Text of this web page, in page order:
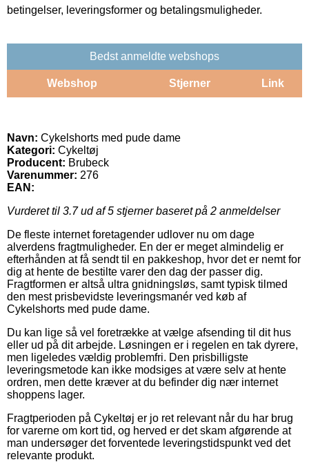
betingelser, leveringsformer og betalingsmuligheder.
Bedst anmeldte webshops
Webshop Stjerner Link
Navn: Cykelshorts med pude dame
Kategori: Cykeltøj
Producent: Brubeck
Varenummer: 276
EAN:
Vurderet til 3.7ud af 5 stjerner baseret på 2 anmeldelser
De fleste internet foretagender udlover nu om dage
alverdens fragtmuligheder. En der er meget almindelig er
efterhånden at få sendt til en pakkeshop, hvor det er nemt for
dig at hente de bestilte varer den dag der passer dig.
Fragtformen er altså ultra gnidningsløs, samt typisk tilmed
den mest prisbevidste leveringsmanér ved køb af
Cykelshorts med pude dame.
Du kan lige så vel foretrække at vælge afsending til dit hus
eller ud på dit arbejde. Løsningen er i regelen en tak dyrere,
men ligeledes vældig problemfri. Den prisbilligste
leveringsmetode kan ikke modsiges at være selv at hente
ordren, men dette kræver at du befinder dig nær internet
shoppens lager.
Fragtperioden på Cykeltøj er jo ret relevant når du har brug
for varerne om kort tid, og herved er det skam afgørende at
man undersøger det forventede leveringstidspunkt ved det
relevante produkt.